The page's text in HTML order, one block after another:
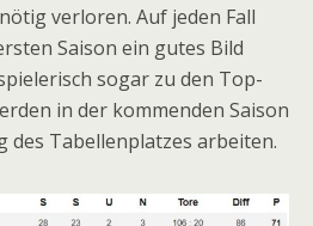
verloren. Auf jeden Fall
Saison ein gutes Bild
sogar zu den Top-
in der kommenden Saison
des Tabellenplatzes arbeiten.